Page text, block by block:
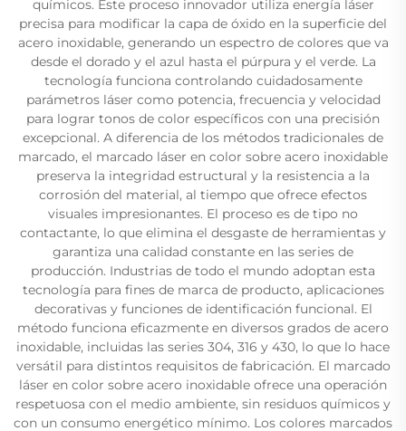
químicos. Este proceso innovador utiliza energía láser
precisa para modificar la capa de óxido en la superficie del
acero inoxidable, generando un espectro de colores que va
desde el dorado y el azul hasta el púrpura y el verde. La
tecnología funciona controlando cuidadosamente
parámetros láser como potencia, frecuencia y velocidad
para lograr tonos de color específicos con una precisión
excepcional. A diferencia de los métodos tradicionales de
marcado, el marcado láser en color sobre acero inoxidable
preserva la integridad estructural y la resistencia a la
corrosión del material, al tiempo que ofrece efectos
visuales impresionantes. El proceso es de tipo no
contactante, lo que elimina el desgaste de herramientas y
garantiza una calidad constante en las series de
producción. Industrias de todo el mundo adoptan esta
tecnología para fines de marca de producto, aplicaciones
decorativas y funciones de identificación funcional. El
método funciona eficazmente en diversos grados de acero
inoxidable, incluidas las series 304, 316 y 430, lo que lo hace
versátil para distintos requisitos de fabricación. El marcado
láser en color sobre acero inoxidable ofrece una operación
respetuosa con el medio ambiente, sin residuos químicos y
con un consumo energético mínimo. Los colores marcados